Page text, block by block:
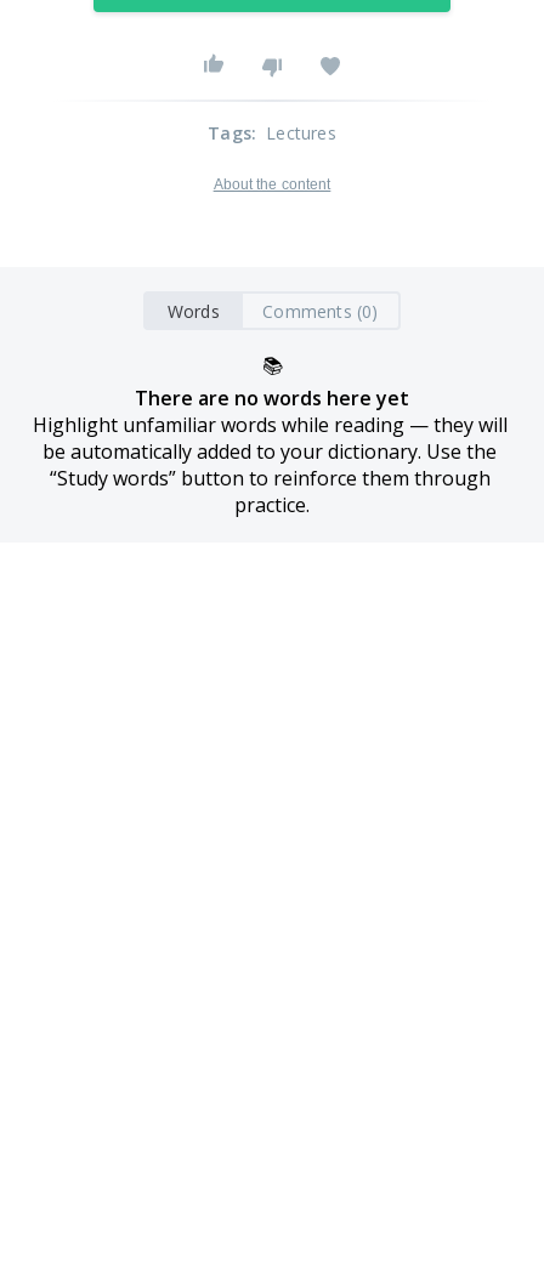
Tags: Lectures
About the content
Words Comments (0)
📚
There are no words here yet
Highlight unfamiliar words while reading — they will
be automatically added to your dictionary. Use the
“Study words” button to reinforce them through
practice.